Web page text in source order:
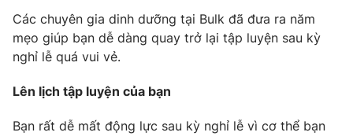
Thị trường
Tư vấn
Lịch phát sóng
Các chuyên gia dinh dưỡng tại Bulk đã đưa ra năm
mẹo giúp bạn dễ dàng quay trở lại tập luyện sau kỳ
nghỉ lễ quá vui vẻ.
Lên lịch tập luyện của bạn
Bạn rất dễ mất động lực sau kỳ nghỉ lễ vì cơ thể bạn